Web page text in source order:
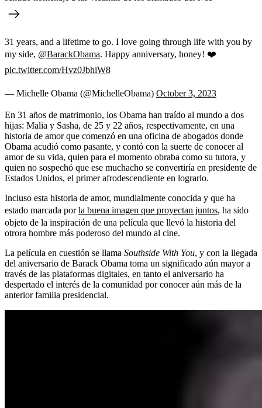
31 years, and a lifetime to go. I love going through life with you by
my side, @BarackObama. Happy anniversary, honey! ❤️
pic.twitter.com/Hvz0JbhiW8
— Michelle Obama (@MichelleObama) October 3, 2023
En 31 años de matrimonio, los Obama han traído al mundo a dos
hijas: Malia y Sasha, de 25 y 22 años, respectivamente, en una
historia de amor que comenzó en una oficina de abogados donde
Obama acudió como pasante, y contó con la suerte de conocer al
amor de su vida, quien para el momento obraba como su tutora, y
quien no sospechó que ese muchacho se convertiría en presidente de
Estados Unidos, el primer afrodescendiente en lograrlo.
Incluso esta historia de amor, mundialmente conocida y que ha
estado marcada porla buena imagen que proyectan juntos, ha sido
objeto de la inspiración de una película que llevó la historia del
otrora hombre más poderoso del mundo al cine.
La película en cuestión se llama Southside With You, y con la llegada
del aniversario de Barack Obama toma un significado aún mayor a
través de las plataformas digitales, en tanto el aniversario ha
despertado el interés de la comunidad por conocer aún más de la
anterior familia presidencial.